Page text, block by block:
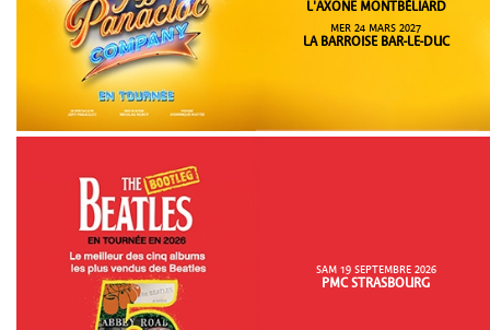
L'AXONE MONTBÉLIARD
MER 24 MARS 2027
LA BARROISE BAR-LE-DUC
SAM 19 SEPTEMBRE 2026
PMC STRASBOURG